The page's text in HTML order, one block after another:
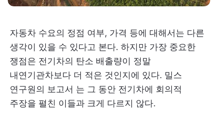
자동차 수요의 정점 여부, 가격 등에 대해서는 다른
생각이 있을 수 있다고 본다. 하지만 가장 중요한
쟁점은 전기차의 탄소 배출량이 정말
내연기관차보다 더 적은 것인지에 있다. 밀스
연구원의 보고서 는 그 동안 전기차에 회의적
주장을 펼친 이들과 크게 다르지 않다.